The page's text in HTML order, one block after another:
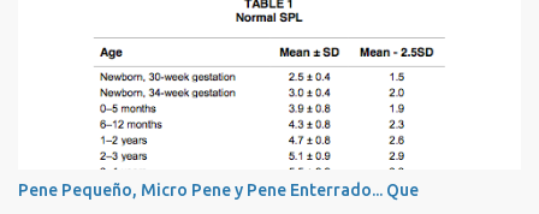
s
Pene Pequeño, Micro Pene y Pene Enterrado... Que